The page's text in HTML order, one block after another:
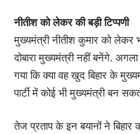
नीतीश को लेकर की बड़ी टिप्पणी
मुख्यमंत्री नीतीश कुमार को लेकर
दोबारा मुख्यमंत्री नहीं बनेंगे.
गया कि क्या वह खुद बिहार के
पार्टी में कोई भी मुख्यमंत्री बन
तेज प्रताप के इन बयानों ने बिहार